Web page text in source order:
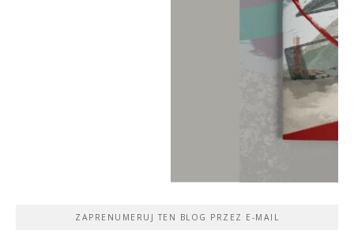
ZAPRENUMERUJ TEN BLOG PRZEZ E-MAIL